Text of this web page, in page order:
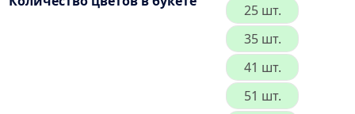
25 шт.
35 шт.
41 шт.
51 шт.